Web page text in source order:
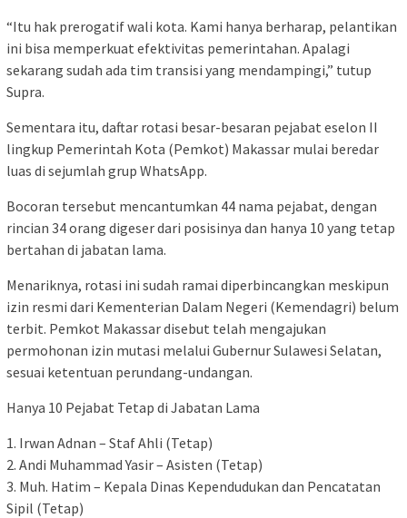
“Itu hak prerogatif wali kota. Kami hanya berharap, pelantikan
ini bisa memperkuat efektivitas pemerintahan. Apalagi
sekarang sudah ada tim transisi yang mendampingi,” tutup
Supra.
Sementara itu, daftar rotasi besar-besaran pejabat eselon II
lingkup Pemerintah Kota (Pemkot) Makassar mulai beredar
luas di sejumlah grup WhatsApp.
Bocoran tersebut mencantumkan 44 nama pejabat, dengan
rincian 34 orang digeser dari posisinya dan hanya 10 yang tetap
bertahan di jabatan lama.
Menariknya, rotasi ini sudah ramai diperbincangkan meskipun
izin resmi dari Kementerian Dalam Negeri (Kemendagri) belum
terbit. Pemkot Makassar disebut telah mengajukan
permohonan izin mutasi melalui Gubernur Sulawesi Selatan,
sesuai ketentuan perundang-undangan.
Hanya 10 Pejabat Tetap di Jabatan Lama
1. Irwan Adnan – Staf Ahli (Tetap)
2. Andi Muhammad Yasir – Asisten (Tetap)
3. Muh. Hatim – Kepala Dinas Kependudukan dan Pencatatan
Sipil (Tetap)